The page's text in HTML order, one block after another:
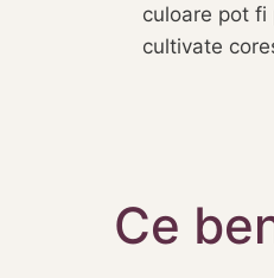
culoare pot fi
cultivate
Ce